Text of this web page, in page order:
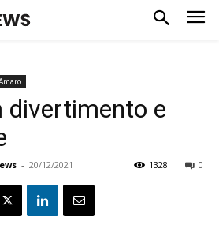
divertimento e
- 20/12/2021 0
1328